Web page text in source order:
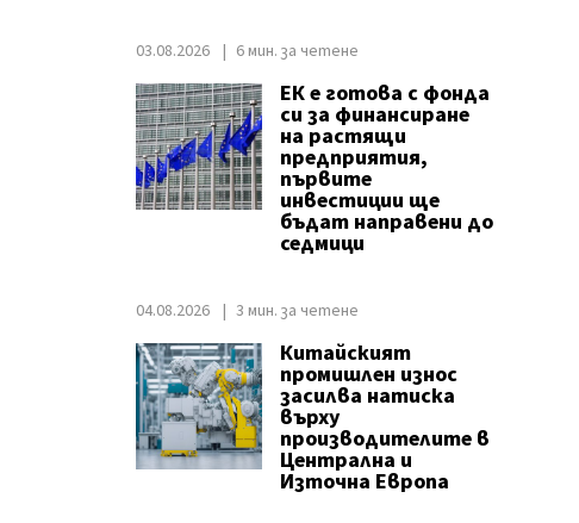
03.08.2026 6 мин. за четене
ЕК е готова с фонда
си за финансиране
на растящи
предприятия,
първите
инвестиции ще
бъдат направени до
седмици
04.08.2026 3 мин. за четене
Китайският
промишлен износ
засилва натиска
върху
производителите в
Централна и
Източна Европа